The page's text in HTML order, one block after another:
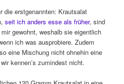
die erstgenannten: Krautsalat
seit ich anders esse als früher, sind
gewohnt, weshalb sie eigentlich
ich was ausprobiere. Zudem
eine Mischung nicht ohnehin eine
kennen’s zumindest nicht.